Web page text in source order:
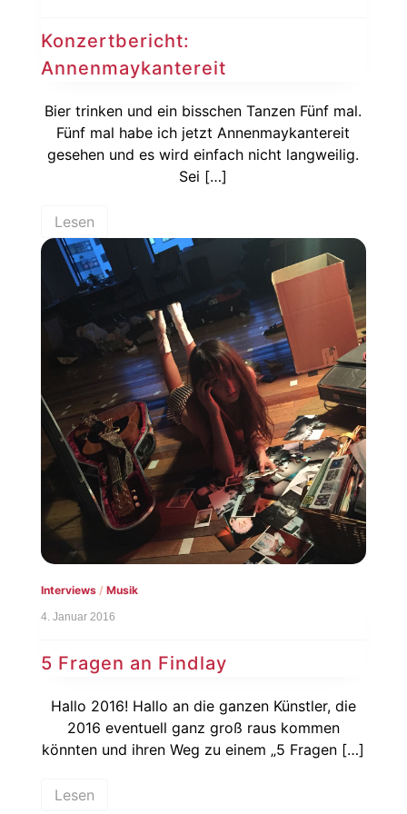
Konzertbericht:
Annenmaykantereit
Bier trinken und ein bisschen Tanzen Fünf mal.
Fünf mal habe ich jetzt Annenmaykantereit
gesehen und es wird einfach nicht langweilig.
Sei […]
Lesen
Interviews/ Musik
4. Januar 2016
5 Fragen an Findlay
Hallo 2016! Hallo an die ganzen Künstler, die
2016 eventuell ganz groß raus kommen
könnten und ihren Weg zu einem „5 Fragen […]
Lesen